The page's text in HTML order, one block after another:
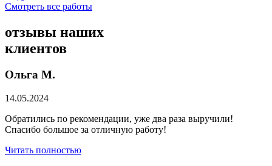
Смотреть все работы
отзывы наших
клиентов
Ольга М.
14.05.2024
Обратились по рекомендации, уже два раза выручили!
Спасибо большое за отличную работу!
Читать полностью